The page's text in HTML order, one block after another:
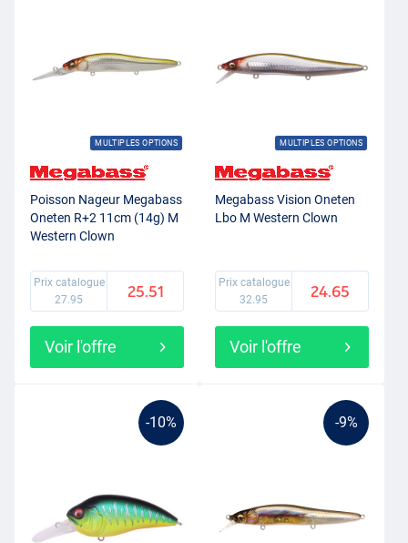
MULTIPLES OPTIONS
Poisson Nageur Megabass
Oneten R+2 11cm (14g) M
Western Clown
Prix catalogue
27.95
25.51
Voir l'offre
MULTIPLES OPTIONS
Megabass Vision Oneten
Lbo M Western Clown
Prix catalogue
32.95
24.65
Voir l'offre
-10% -9%